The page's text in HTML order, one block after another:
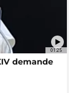
01:25
demande